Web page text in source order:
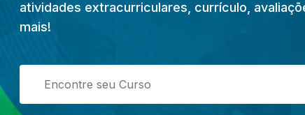
atividades extracurriculares, currículo,
mais!